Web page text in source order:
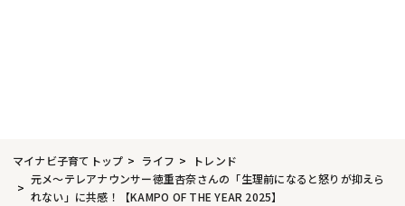
マイナビ子育てトップ ライフ
トレンド
元メ〜テレアナウンサー徳重杏奈さんの「生理前になると怒りが抑えら
れない」に共感！【KAMPO OF THE YEAR 2025】